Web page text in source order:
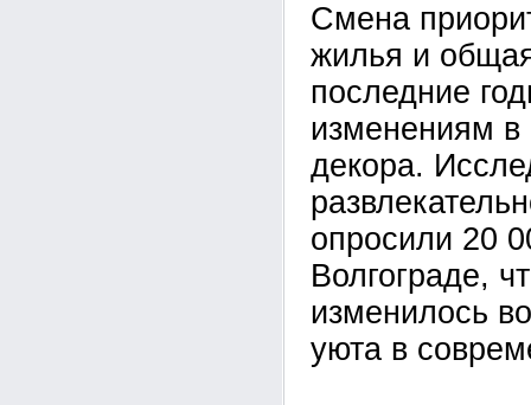
Смена
жилья и
последние
изменениям
декора.
опросили 20
Волгограде,
изменилось
уюта в